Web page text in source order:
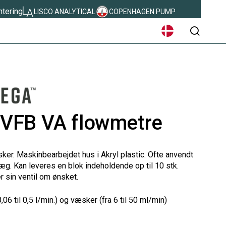
LISCO ANALYTICAL COPENHAGEN PUMP
VA flowmetre
Maskinbearbejdet hus i Akryl plastic. Ofte anvendt
Kan leveres en blok indeholdende op til 10 stk.
sin ventil om ønsket.
til 0,5 l/min.) og væsker (fra 6 til 50 ml/min)